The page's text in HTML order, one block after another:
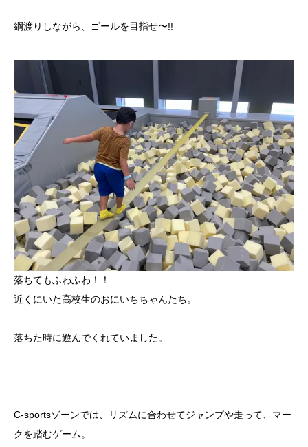
綱渡りしながら、ゴールを目指せ〜!!
落ちてもふわふわ！！
近くにいた高校生のおにいちちゃんたち。
落ちた時に遊んでくれていました。
C-sportsゾーンでは、リズムに合わせてジャンプや走って、マー
クを踏むゲーム。